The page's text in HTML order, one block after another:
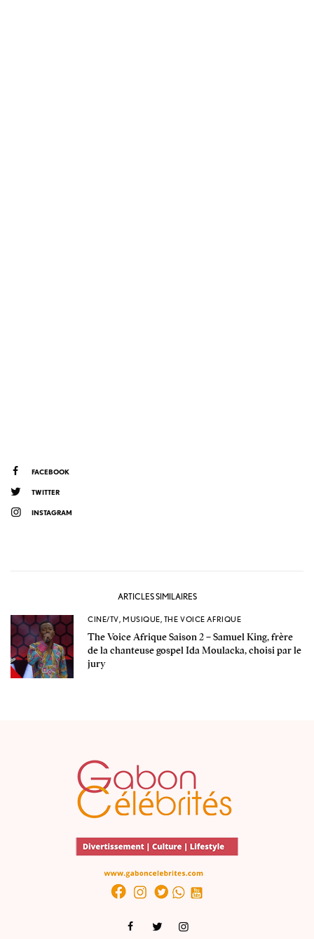
FACEBOOK
TWITTER
INSTAGRAM
ARTICLES SIMILAIRES
CINE/TV, MUSIQUE, THE VOICE AFRIQUE
The Voice Afrique Saison 2 – Samuel King, frère
de la chanteuse gospel Ida Moulacka, choisi par le
jury